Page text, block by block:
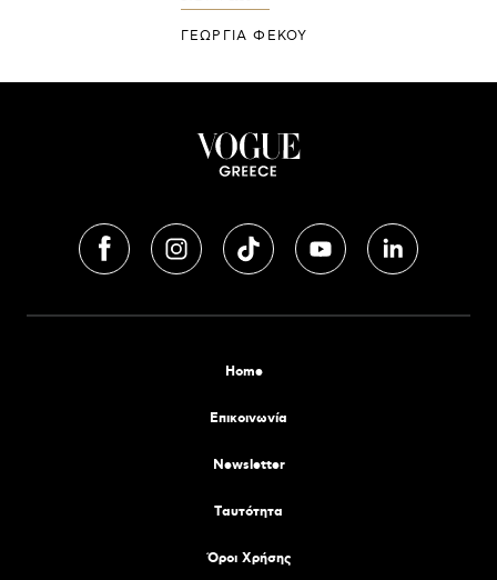
ΓΕΩΡΓΙΑ ΦΕΚΟΥ
Home
Επικοινωνία
Newsletter
Tαυτότητα
Όροι Χρήσης